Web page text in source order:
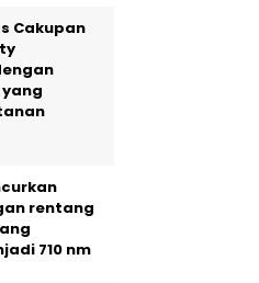
Cakupan
rentang
710 nm